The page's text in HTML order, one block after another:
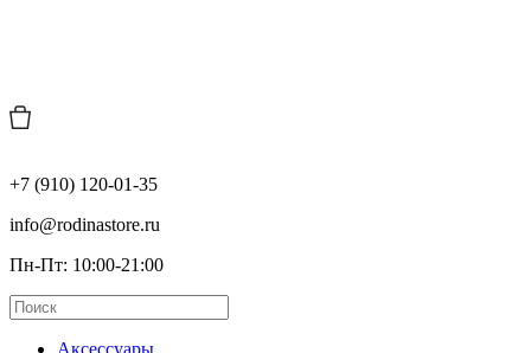
+7 (910) 120-01-35
info@rodinastore.ru
Пн-Пт: 10:00-21:00